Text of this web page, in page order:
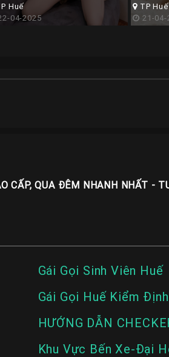
Huế
04-2025
TP Huế
21-04-
CẤP, QUA ĐÊM NHANH NHẤT -
Gái Gọi Sinh Viên Huế
Gái Gọi Huế Kiểm Định
HƯỚNG DẪN
Khu Vực Bến Xe-Đại